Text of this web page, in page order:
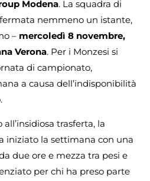
Modena. La squadra di
nemmeno un istante,
– mercoledì 8 novembre,
Verona. Per i Monzesi si
di campionato,
a causa dell’indisponibilità
trasferta, la
iniziato la settimana con una
due ore e mezza tra pesi e
per chi ha preso parte